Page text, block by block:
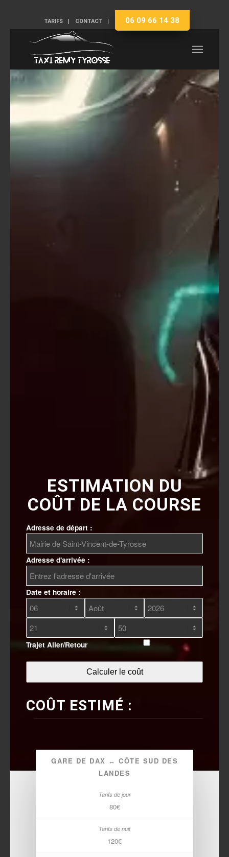
TARIFS CONTACT 06 09 66 14 38
ESTIMATION DU
COÛT DE LA COURSE
Adresse de départ :
Adresse d'arrivée :
Date et horaire :
Trajet Aller/Retour
Calculer le coût
COÛT ESTIMÉ :
GARE DE DAX ↔ CÔTE SUD DES
LANDES
80€
120€